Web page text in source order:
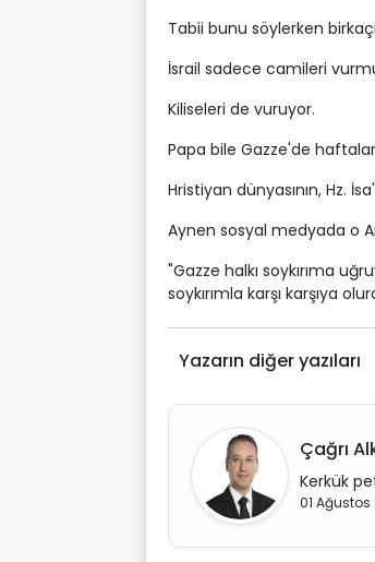
Tabii bunu söylerken
İsrail sadece camileri
Kiliseleri de vuruyor.
Papa bile Gazze'de
Hristiyan dünyasının, Hz.
Aynen sosyal medyada o
"Gazze halkı soykırıma
soykırımla karşı karşıya
Yazarın diğer yazıları
Çağrı
Kerkük
01 Ağustos